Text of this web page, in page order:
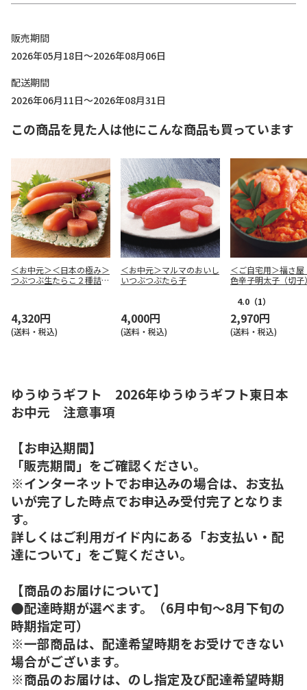
販売期間
2026年05月18日～2026年08月06日
配送期間
2026年06月11日～2026年08月31日
この商品を見た人は他にこんな商品も買っています
＜お中元＞＜日本の極み＞
つぶつぶ生たらこ２種詰合
4,320円
(送料・税込)
＜お中元＞マルマのおいし
いつぶつぶたら子
4,000円
(送料・税込)
＜ご自宅用＞福さ
色辛子明太子（切子
4.0 （1）
2,970円
(送料・税込)
ゆうゆうギフト 2026年ゆうゆうギフト東日本
お中元 注意事項
【お申込期間】
「販売期間」をご確認ください。
※インターネットでお申込みの場合は、お支払
いが完了した時点でお申込み受付完了となりま
す。
詳しくはご利用ガイド内にある「お支払い・配
達について」をご覧ください。
【商品のお届けについて】
●配達時期が選べます。（6月中旬～8月下旬の
時期指定可）
※一部商品は、配達希望時期をお受けできない
場合がございます。
※商品のお届けは、のし指定及び配達希望時期